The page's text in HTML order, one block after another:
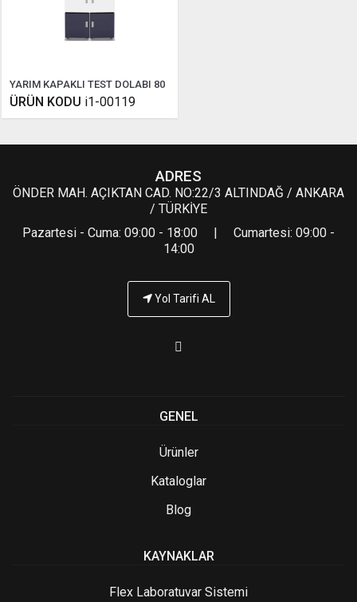
YARIM KAPAKLI TEST DOLABI 80
ÜRÜN KODU i1-00119
ADRES
ÖNDER MAH. AÇIKTAN CAD. NO:22/3 ALTINDAĞ / ANKARA
/ TÜRKİYE
Pazartesi - Cuma: 09:00 - 18:00 | Cumartesi: 09:00 -
14:00
Yol Tarifi AL
GENEL
Ürünler
Kataloglar
Blog
KAYNAKLAR
Flex Laboratuvar Sistemi